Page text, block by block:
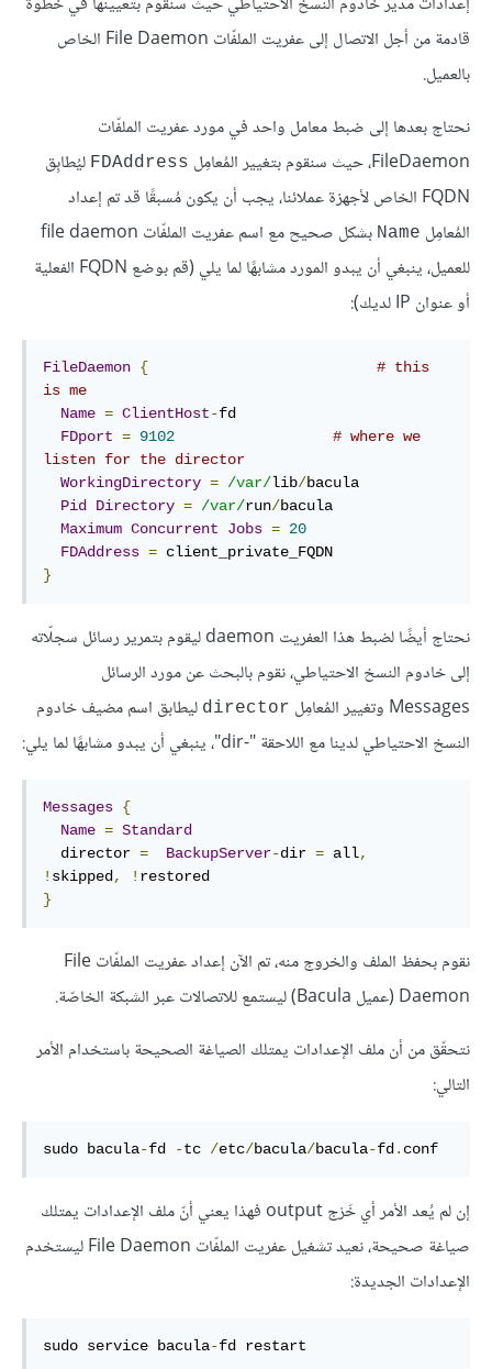
قادمة من أجل الاتصال إلى عفريت الملفّات File Daemon الخاص
بالعميل.
نحتاج بعدها إلى ضبط معامل واحد في مورد عفريت الملفّات
FileDaemon، حيث سنقوم بتغيير المُعامِل
FDAddress ليُطابِق
FQDN الخاص لأجهزة عملائنا، يجب أن يكون مُسبقًا قد تم إعداد
المُعامِل Name
بشكل صحيح مع اسم عفريت الملفّات file daemon
للعميل، ينبغي أن يبدو المورد مشابهًا لما يلي (قم بوضع FQDN الفعلية
أو عنوان IP لديك):
FileDaemon {
# this
is me
Name = ClientHost-fd
FDport = 9102
# where we
listen for the director
WorkingDirectory = /var/lib/bacula
Pid Directory = /var/run/bacula
Maximum Concurrent Jobs = 20
FDAddress =
}
نحتاج أيضًا لضبط هذا العفريت daemon ليقوم بتمرير رسائل سجلّاته
إلى خادوم النسخ الاحتياطي، نقوم بالبحث عن مورد الرسائل
Messages وتغيير المُعامِل
director ليطابق اسم مضيف خادوم
النسخ الاحتياطي لدينا مع اللاحقة "-dir"، ينبغي أن يبدو مشابهًا لما يلي:
Messages {
Name = Standard
  director
= BackupServer-dir = all,
! skipped, !
}
نقوم بحفظ الملف والخروج منه، تم الآن إعداد عفريت الملفّات File
Daemon (عميل Bacula) ليستمع للاتصالات عبر الشبكة الخاصّة.
نتحقّق من أن ملف الإعدادات يمتلك الصياغة الصحيحة باستخدام الأمر
التالي:
sudo bacula-fd -tc /etc/bacula/bacula-fd. conf
إن لم يُعد الأمر أي خَرْج output فهذا يعني أنّ ملف الإعدادات يمتلك
صياغة صحيحة، نعيد تشغيل عفريت الملفّات File Daemon ليستخدم
الإعدادات الجديدة:
sudo service bacula-fd restart